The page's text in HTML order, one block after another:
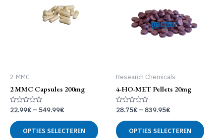
2-MMC
2 MMC Capsules 200mg
Gewaardeerd
0
uit
5
22.99€ – 549.99€
OPTIES SELECTEREN
product
Research Chemicals
4-HO-MET Pellets 20mg
Gewaardeerd
0
uit
5
28.75€ – 839.95€
OPTIES SELECTEREN